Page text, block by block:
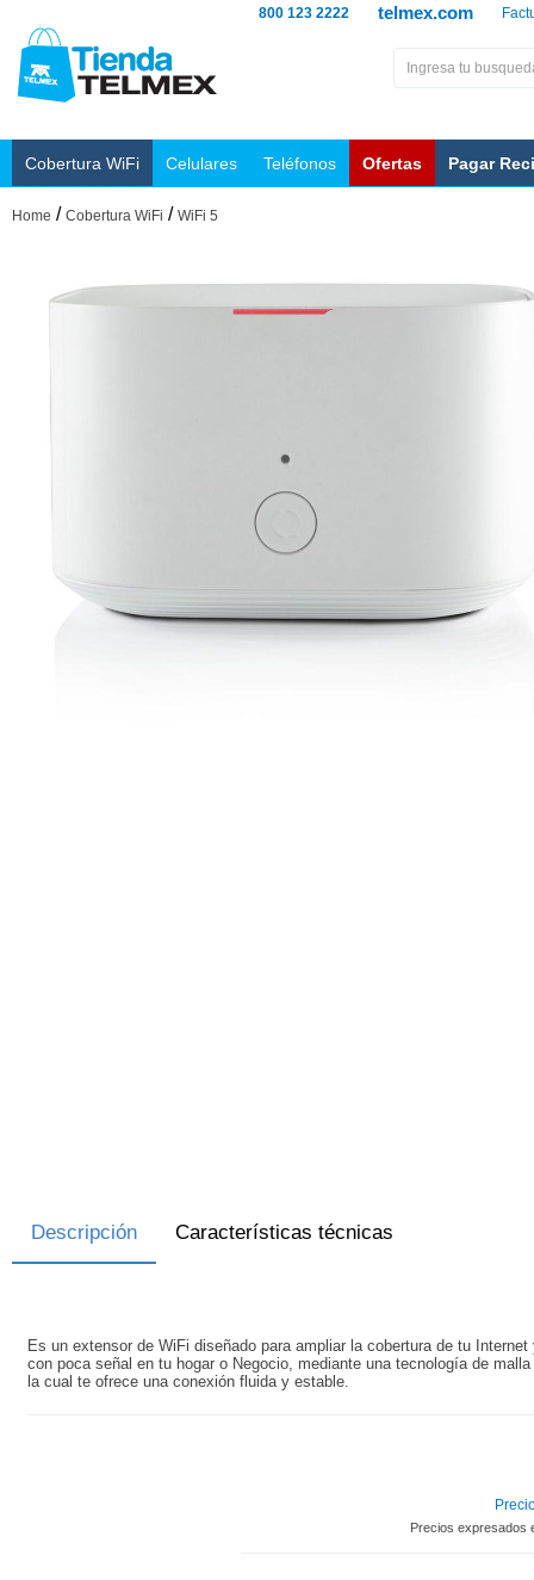
telmex.com
800 123 2222
Cobertura WiFi Celulares Teléfonos Ofertas Pagar
Home / Cobertura WiFi / WiFi 5
Descripción Características técnicas
Es un extensor de WiFi diseñado para ampliar la cobertura de tu
con poca señal en tu hogar o Negocio, mediante una tecnología de
la cual te ofrece una conexión fluida y estable.
Precios expresados